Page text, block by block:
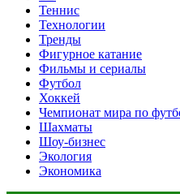
Теннис
Технологии
Тренды
Фигурное катание
Фильмы и сериалы
Футбол
Хоккей
Чемпионат мира по
Шахматы
Шоу-бизнес
Экология
Экономика